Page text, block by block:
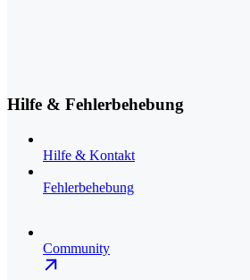
Hilfe & Fehlerbehebung
Hilfe & Kontakt
Fehlerbehebung
Community